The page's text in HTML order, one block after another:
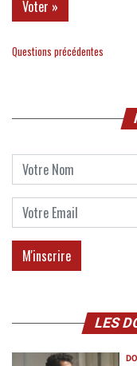
Questions précédentes
LES